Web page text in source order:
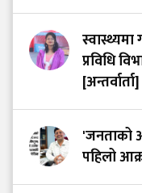
प्रविधि
[अन्तर्वार्ता]
'जनताको
पहिलो